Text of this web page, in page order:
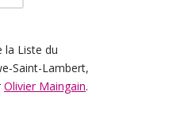
la Liste du
Saint-Lambert,
Olivier Maingain.